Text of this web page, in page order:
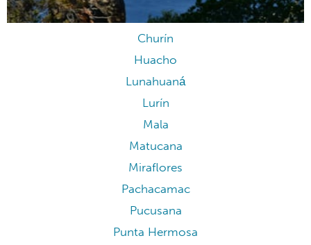
Churín
Huacho
Lunahuaná
Lurín
Mala
Matucana
Miraflores
Pachacamac
Pucusana
Punta Hermosa